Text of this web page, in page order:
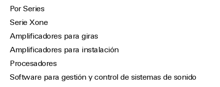
Por Series
Serie Xone
Amplificadores para giras
Amplificadores para instalación
Procesadores
Software para gestión y control de sistemas de sonido